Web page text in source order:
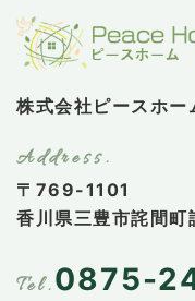
株式会社ピースホー
〒769-1101
香川県三豊市詫間
0875-